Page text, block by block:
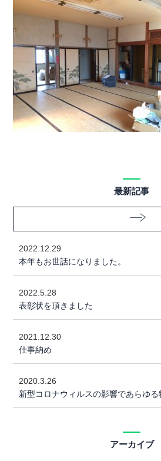
最新記事
2022.12.29
本年もお世話になりました。
2022.5.28
表彰状を頂きました
2021.12.30
仕事納め
2020.3.26
新型コロナウィルスの影響であらゆ
アーカイブ